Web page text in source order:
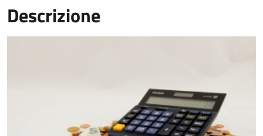
Descrizione